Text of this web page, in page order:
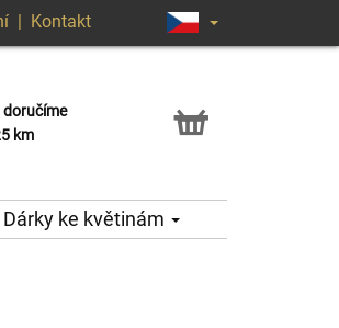
| Kontakt
km
v naší květince
Dárky ke květinám